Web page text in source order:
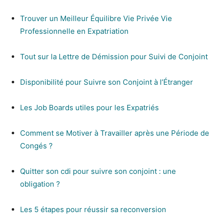
Trouver un Meilleur Équilibre Vie Privée Vie
Professionnelle en Expatriation
Tout sur la Lettre de Démission pour Suivi de Conjoint
Disponibilité pour Suivre son Conjoint à l’Étranger
Les Job Boards utiles pour les Expatriés
Comment se Motiver à Travailler après une Période de
Congés ?
Quitter son cdi pour suivre son conjoint : une
obligation ?
Les 5 étapes pour réussir sa reconversion